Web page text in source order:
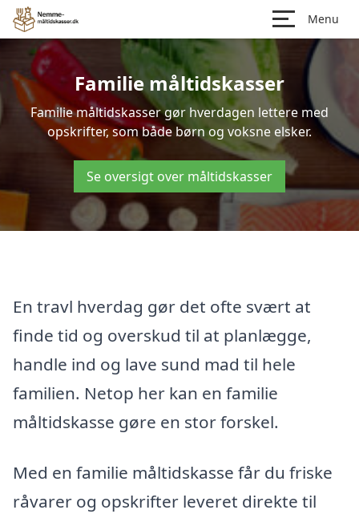
Menu
Familie måltidskasser
Familie måltidskasser gør hverdagen lettere med
opskrifter, som både børn og voksne elsker.
Se oversigt over måltidskasser
En travl hverdag gør det ofte svært at
finde tid og overskud til at planlægge,
handle ind og lave sund mad til hele
familien. Netop her kan en familie
måltidskasse gøre en stor forskel.
Med en familie måltidskasse får du friske
råvarer og opskrifter leveret direkte til